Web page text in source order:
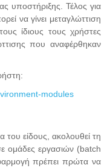
υποστήριξης. Τέλος για
να γίνει μεταγλώττιση
ίδιους τους χρήστες
που αναφέρθηκαν
modules
είδους, ακολουθεί τη
ομάδες εργασιών (batch
πρέπει πρώτα να